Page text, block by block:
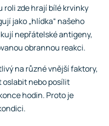
roli zde hrají bílé krvinky
jako „hlídka“ našeho
nepřátelské antigeny,
obrannou reakci.
na různé vnější faktory,
nebo posílit
hodin. Proto je